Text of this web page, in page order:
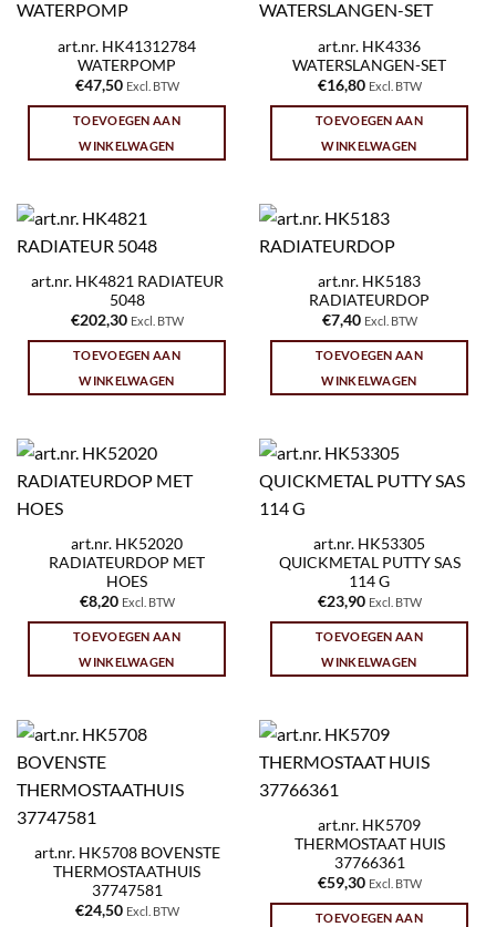
art.nr. HK41312784
WATERPOMP
€47,50 Excl. BTW
TOEVOEGEN AAN
WINKELWAGEN
art.nr. HK4336
WATERSLANGEN-SET
€16,80 Excl. BTW
TOEVOEGEN AAN
WINKELWAGEN
art.nr. HK4821 RADIATEUR
5048
€202,30 Excl. BTW
TOEVOEGEN AAN
WINKELWAGEN
art.nr. HK5183
RADIATEURDOP
€7,40 Excl. BTW
TOEVOEGEN AAN
WINKELWAGEN
art.nr. HK52020
RADIATEURDOP MET
HOES
€8,20 Excl. BTW
TOEVOEGEN AAN
WINKELWAGEN
art.nr. HK53305
QUICKMETAL PUTTY SAS
114 G
€23,90 Excl. BTW
TOEVOEGEN AAN
WINKELWAGEN
art.nr. HK5708 BOVENSTE
THERMOSTAATHUIS
37747581
€24,50 Excl. BTW
art.nr. HK5709
THERMOSTAAT HUIS
37766361
€59,30 Excl. BTW
TOEVOEGEN AAN